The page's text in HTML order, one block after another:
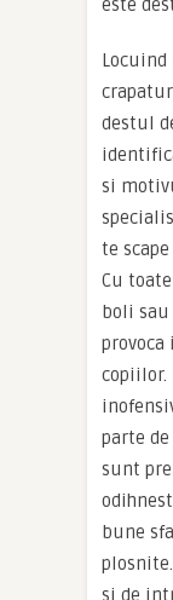
destul
si
te
Cu
boli
copiilor.
parte
sunt
bune
si de